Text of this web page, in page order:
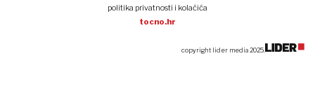
politika privatnosti i kolačića
tocno.hr
copyright lider media 2025.